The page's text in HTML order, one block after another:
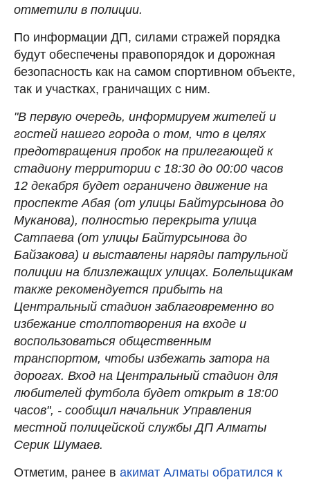
отметили в полиции.
По информации ДП, силами стражей порядка
будут обеспечены правопорядок и дорожная
безопасность как на самом спортивном объекте,
так и участках, граничащих с ним.
"В первую очередь, информируем жителей и
гостей нашего города о том, что в целях
предотвращения пробок на прилегающей к
стадиону территории с 18:30 до 00:00 часов
12 декабря будет ограничено движение на
проспекте Абая (от улицы Байтурсынова до
Муканова), полностью перекрыта улица
Сатпаева (от улицы Байтурсынова до
Байзакова) и выставлены наряды патрульной
полиции на близлежащих улицах. Болельщикам
также рекомендуется прибыть на
Центральный стадион заблаговременно во
избежание столпотворения на входе и
воспользоваться общественным
транспортом, чтобы избежать затора на
дорогах. Вход на Центральный стадион для
любителей футбола будет открыт в 18:00
часов", - сообщил начальник Управления
местной полицейской службы ДП Алматы
Серик Шумаев.
Отметим, ранее в акимат Алматы обратился к